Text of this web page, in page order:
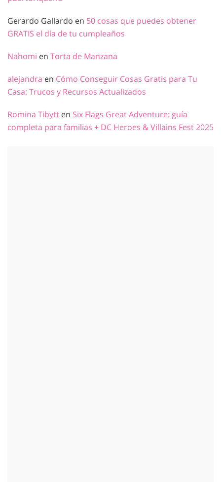
Gerardo Gallardo en 50 cosas que puedes obtener
GRATIS el día de tu cumpleaños
Nahomi en Torta de Manzana
alejandra en Cómo Conseguir Cosas Gratis para Tu
Casa: Trucos y Recursos Actualizados
Romina Tibytt en Six Flags Great Adventure: guía
completa para familias + DC Heroes & Villains Fest 2025